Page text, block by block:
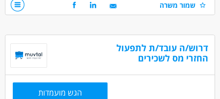
2. ראש גדול, יכולת למידה עצמאית, יחסי אנוש טובים
* בעל/ת רישיון יועץ/ת מס- יתרון
חשבונאות וכספים - מנהל/ת חשבונות מדופלם
שמור משרה
דרוש/ה עובד/ת לתפעול
החזרי מס לשכירים
הגש מועמדות